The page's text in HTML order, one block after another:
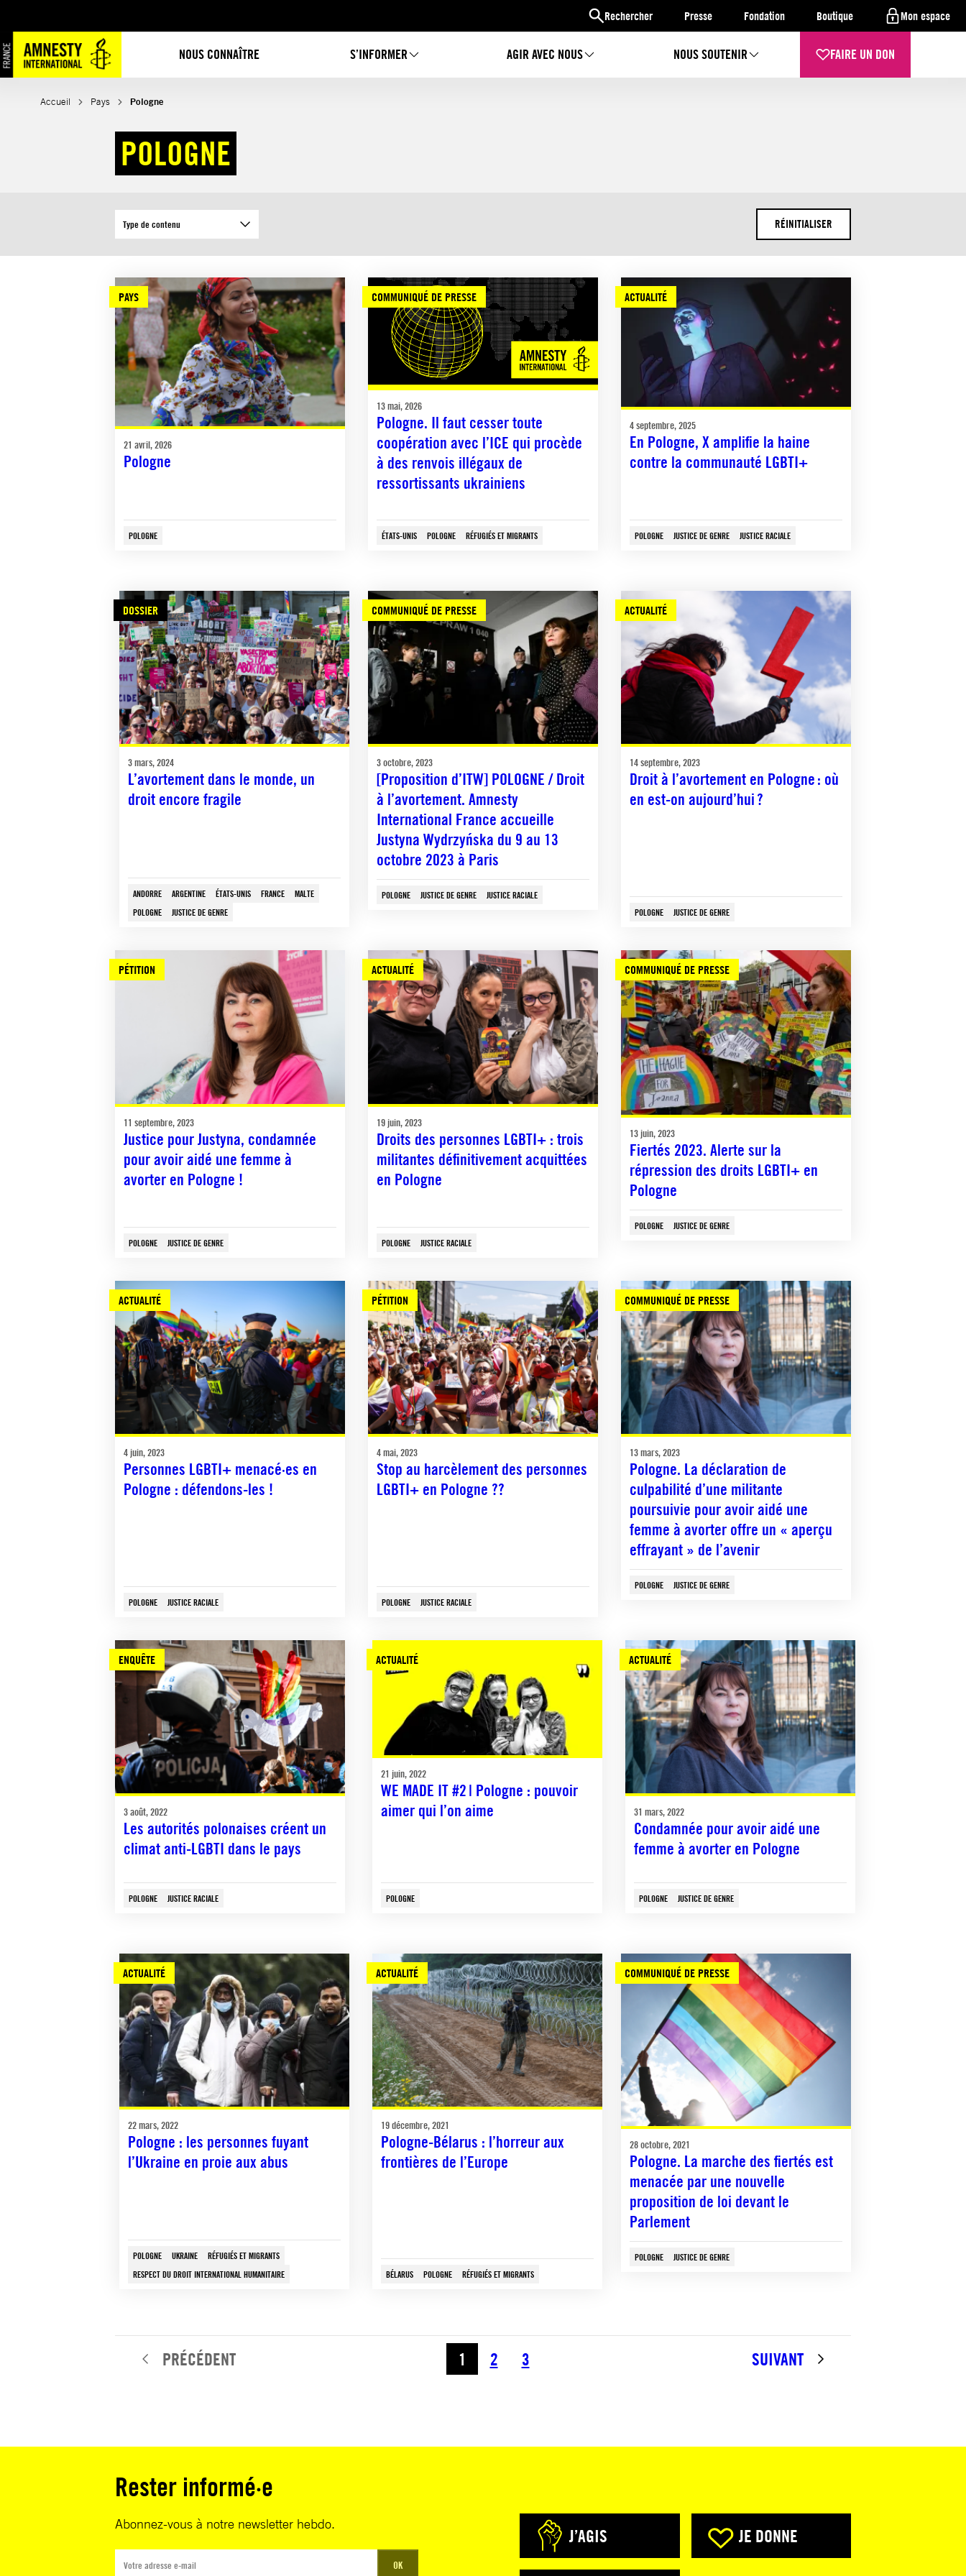
Rechercher Presse Fondation Boutique Mon espace
NOUS CONNAÎTRE S’INFORMER AGIR AVEC NOUS NOUS SOUTENIR FAIRE UN DON
au
contenu
Accueil Pays Pologne
POLOGNE
Type de contenu RÉINITIALISER
PAYS
21 avril, 2026
Pologne
POLOGNE
COMMUNIQUÉ DE PRESSE
13 mai, 2026
Pologne. Il faut cesser toute
coopération avec l’ICE qui procède
à des renvois illégaux de
ressortissants ukrainiens
ÉTATS-UNIS POLOGNE RÉFUGIÉS ET MIGRANTS
ACTUALITÉ
4 septembre, 2025
En Pologne, X amplifie la haine
contre la communauté LGBTI+
POLOGNE JUSTICE DE GENRE JUSTICE RACIALE
DOSSIER
3 mars, 2024
L’avortement dans le monde, un
droit encore fragile
ANDORRE ARGENTINE ÉTATS-UNIS FRANCE
MALTE
POLOGNE
JUSTICE DE GENRE
COMMUNIQUÉ DE PRESSE
3 octobre, 2023
[Proposition d’ITW] POLOGNE / Droit
à l’avortement. Amnesty
International France accueille
Justyna Wydrzyńska du 9 au 13
octobre 2023 à Paris
POLOGNE JUSTICE DE GENRE JUSTICE RACIALE
ACTUALITÉ
14 septembre, 2023
Droit à l’avortement en Pologne : où
en est-on aujourd’hui ?
POLOGNE JUSTICE DE GENRE
PÉTITION
11 septembre, 2023
Justice pour Justyna, condamnée
pour avoir aidé une femme à
avorter en Pologne !
POLOGNE JUSTICE DE GENRE
ACTUALITÉ
19 juin, 2023
Droits des personnes LGBTI+ : trois
militantes définitivement acquittées
en Pologne
POLOGNE JUSTICE RACIALE
COMMUNIQUÉ DE PRESSE
13 juin, 2023
Fiertés 2023. Alerte sur la
répression des droits LGBTI+ en
Pologne
POLOGNE JUSTICE DE GENRE
ACTUALITÉ
4 juin, 2023
Personnes LGBTI+ menacé·es en
Pologne : défendons-les !
POLOGNE JUSTICE RACIALE
PÉTITION
4 mai, 2023
Stop au harcèlement des personnes
LGBTI+ en Pologne ?️‍?
POLOGNE JUSTICE RACIALE
COMMUNIQUÉ DE PRESSE
13 mars, 2023
Pologne. La déclaration de
culpabilité d’une militante
poursuivie pour avoir aidé une
femme à avorter offre un « aperçu
effrayant » de l’avenir
POLOGNE JUSTICE DE GENRE
ENQUÊTE
3 août, 2022
Les autorités polonaises créent un
climat anti-LGBTI dans le pays
POLOGNE JUSTICE RACIALE
ACTUALITÉ
21 juin, 2022
WE MADE IT #2 | Pologne : pouvoir
aimer qui l’on aime
POLOGNE
ACTUALITÉ
31 mars, 2022
Condamnée pour avoir aidé une
femme à avorter en Pologne
POLOGNE JUSTICE DE GENRE
ACTUALITÉ
22 mars, 2022
Pologne : les personnes fuyant
l’Ukraine en proie aux abus
POLOGNE UKRAINE
RÉFUGIÉS ET MIGRANTS
RESPECT DU DROIT INTERNATIONAL HUMANITAIRE
ACTUALITÉ
19 décembre, 2021
Pologne-Bélarus : l’horreur aux
frontières de l’Europe
BÉLARUS POLOGNE RÉFUGIÉS ET MIGRANTS
COMMUNIQUÉ DE PRESSE
28 octobre, 2021
Pologne. La marche des fiertés est
menacée par une nouvelle
proposition de loi devant le
Parlement
POLOGNE JUSTICE DE GENRE
PRÉCÉDENT 1 2 3 SUIVANT
Rester informé·e
Abonnez-vous à notre newsletter hebdo.
OK
J’AGIS JE DONNE